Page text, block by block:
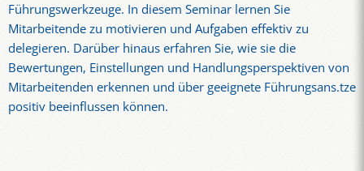
Führungswerkzeuge. In diesem Seminar lernen Sie
Mitarbeitende zu motivieren und Aufgaben effektiv zu
delegieren. Darüber hinaus erfahren Sie, wie sie die
Bewertungen, Einstellungen und Handlungsperspektiven von
Mitarbeitenden erkennen und über geeignete Führungsans.tze
positiv beeinflussen können.